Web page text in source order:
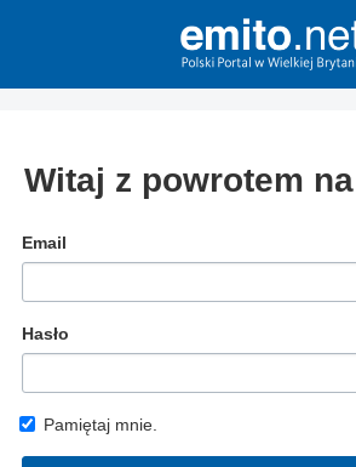
Witaj z powrotem
Email
Hasło
Pamiętaj mnie.